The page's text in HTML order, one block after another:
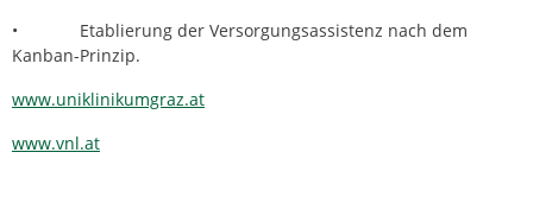
• Etablierung der Versorgungsassistenz nach dem
Kanban-Prinzip.
www.uniklinikumgraz.at
www.vnl.at